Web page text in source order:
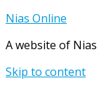
Nias Online
A website of
Skip to content